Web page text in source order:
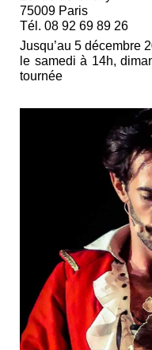
75009 Paris
Tél. 08 92 69 89 26
Jusqu’au 5 décembre
le samedi à 14h,
tournée